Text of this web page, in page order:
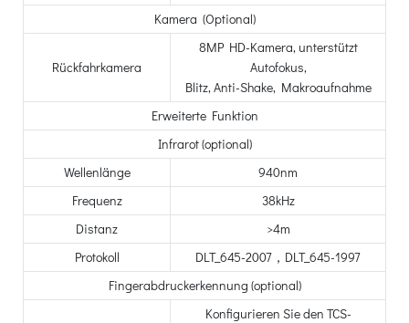
Kamera (Optional)
Rückfahrkamera
8MP HD-Kamera, unterstützt
Autofokus,
Blitz, Anti-Shake, Makroaufnahme
Erweiterte Funktion
Infrarot (optional)
Wellenlänge
940nm
Frequenz
38kHz
Distanz
>4m
Protokoll
DLT_645-2007，DLT_645-1997
Fingerabdruckerkennung (optional)
Konfigurieren Sie den TCS-